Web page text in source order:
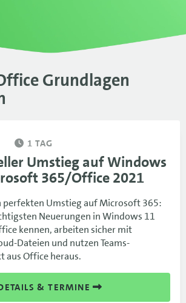
Grundlagen
1 TAG
Umstieg auf Windows
365/Office 2021
perfekten Umstieg auf Microsoft 365:
Neuerungen in Windows 11
kennen, arbeiten sicher mit
Dateien und nutzen Teams-
aus Office heraus.
& TERMINE